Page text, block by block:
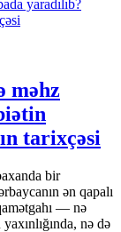
məhz
tarixçəsi
bir
ən qapalı
— nə
nə də